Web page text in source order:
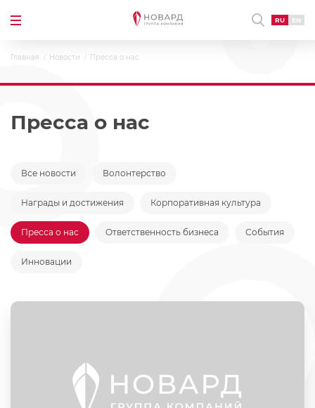
RU EN
Главная Новости Пресса о нас
Пресса о нас
Все новости Волонтерство
Награды и достижения Корпоративная культура
Пресса о нас Ответственность бизнеса События
Инновации